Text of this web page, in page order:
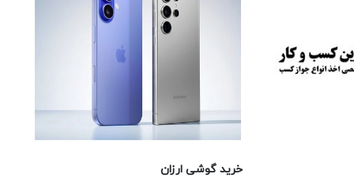
خرید گوشی ارزان